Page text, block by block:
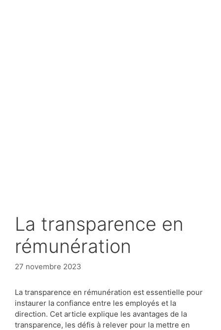
La transparence en
rémunération
27 novembre 2023
La transparence en rémunération est essentielle pour
instaurer la confiance entre les employés et la
direction. Cet article explique les avantages de la
transparence, les défis à relever pour la mettre en